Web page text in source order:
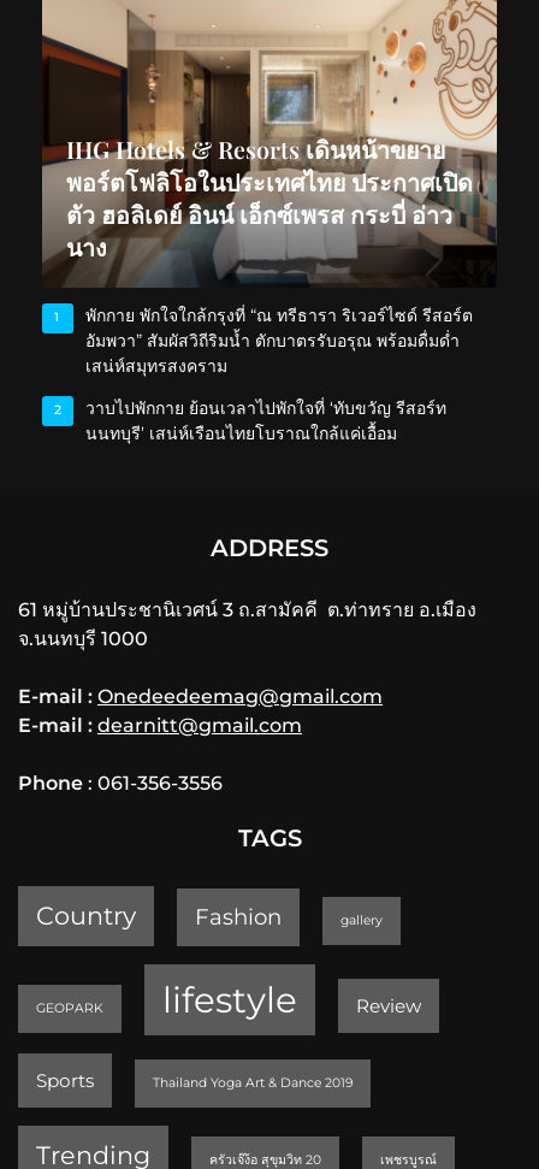
IHG Hotels & Resorts เดินหน้าขยาย
พอร์ตโฟลิโอในประเทศไทย ประกาศเปิด
ตัว ฮอลิเดย์ อินน์ เอ็กซ์เพรส กระบี่ อ่าว
นาง
1
พักกาย พักใจใกล้กรุงที่ “ณ ทรีธารา ริเวอร์ไซด์ รีสอร์ต
อัมพวา” สัมผัสวิถีริมน้ำ ตักบาตรรับอรุณ พร้อมดื่มด่ำ
เสน่ห์สมุทรสงคราม
2
วาบไปพักกาย ย้อนเวลาไปพักใจที่ ‘ทับขวัญ รีสอร์ท
นนทบุรี’ เสน่ห์เรือนไทยโบราณใกล้แค่เอื้อม
ADDRESS
61 หมู่บ้านประชานิเวศน์ 3 ถ.สามัคคี ต.ท่าทราย อ.เมือง
จ.นนทบุรี 1000
E-mail : Onedeedeemag@gmail.com
E-mail : dearnitt@gmail.com
Phone : 061-356-3556
TAGS
Country Fashion gallery
GEOPARK lifestyle Review
Sports Thailand Yoga Art & Dance 2019
Trending ครัวเจ๊ง้อ สุขุมวิท 20 เพชรบูรณ์